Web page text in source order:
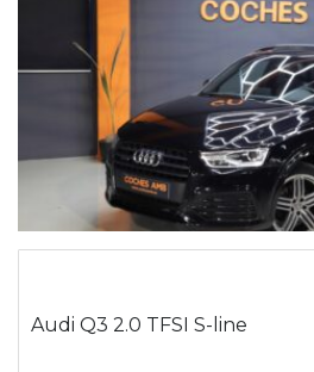
Audi Q3 2.0 TFSI S-line